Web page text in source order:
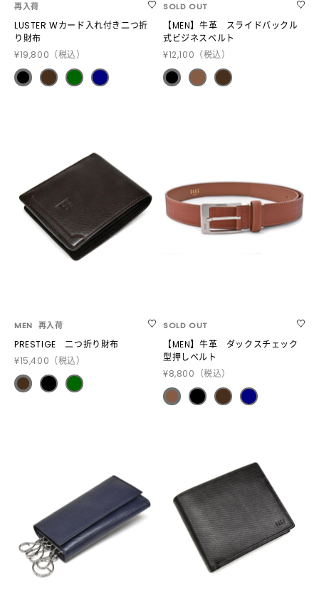
再入荷
LUSTER Wカード入れ付き二つ折
り財布
¥19,800 （税込）
SOLD OUT
【MEN】牛革 スライドバックル
式ビジネスベルト
¥12,100 （税込）
MEN 再入荷
PRESTIGE 二つ折り財布
¥15,400 （税込）
SOLD OUT
【MEN】牛革 ダックスチェック
型押しベルト
¥8,800 （税込）